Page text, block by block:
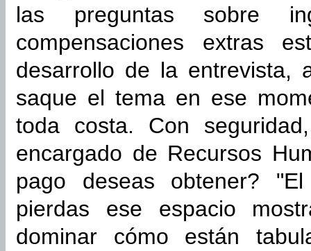
las preguntas sobre
compensaciones extras
desarrollo de la entrevista,
saque el tema en ese
toda costa. Con
encargado de Recursos
pago deseas obtener?
pierdas ese espacio
dominar cómo están